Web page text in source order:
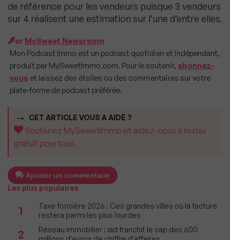
de référence pour les vendeurs puisque 3 vendeurs
sur 4 réalisent une estimation sur l’une d’entre elles.
Par MySweet Newsroom
Mon Podcast Immo est un podcast quotidien et indépendant,
produit par MySweetImmo.com. Pour le soutenir, abonnez-
vous et laissez des étoiles ou des commentaires sur votre
plate-forme de podcast préférée.
CET ARTICLE VOUS A AIDÉ ?
Soutenez MySweetImmo et aidez-nous à rester
gratuit pour tous.
Ajouter un commentaire
Les plus populaires
1
Taxe foncière 2026 : Ces grandes villes où la facture
restera parmi les plus lourdes
2
Réseau immobilier : iad franchit le cap des 600